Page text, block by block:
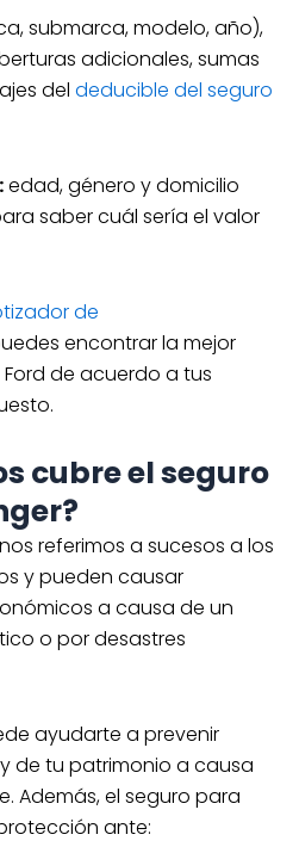
submarca, modelo, año),
adicionales, sumas
del deducible del seguro
edad, género y domicilio
saber cuál sería el valor
de
encontrar la mejor
de acuerdo a tus
cubre el seguro
referimos a sucesos a los
y pueden causar
a causa de un
o por desastres
ayudarte a prevenir
de tu patrimonio a causa
Además, el seguro para
ante: